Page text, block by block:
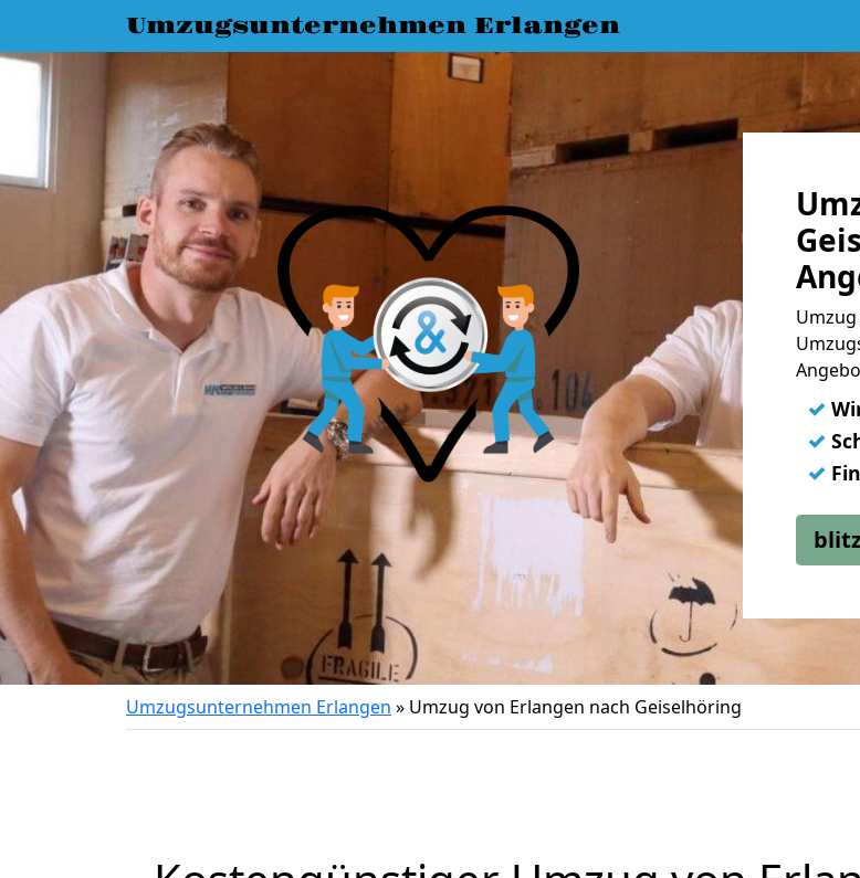
Umzugsunternehmen Erlangen
✓
✓
✓
Umzugsunternehmen Erlangen » Umzug von Erlangen nach Geiselhöring